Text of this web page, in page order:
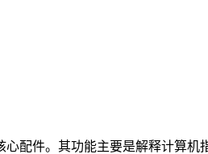
心配件。其功能主要是解释计算